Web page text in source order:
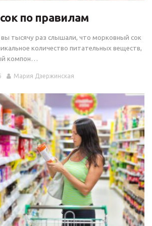
по правилам
вы тысячу раз слышали, что морковный сок
количество питательных веществ,
компон…
Мария Дзержинская